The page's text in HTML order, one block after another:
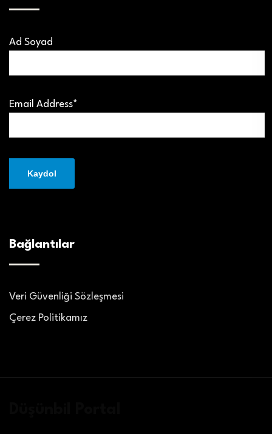
Ad Soyad
Email Address*
Bağlantılar
Veri Güvenliği Sözleşmesi
Çerez Politikamız